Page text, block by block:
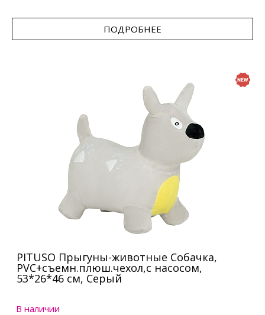
ПОДРОБНЕЕ
PITUSO Прыгуны-животные Собачка,
PVC+съемн.плюш.чехол,с насосом,
53*26*46 см, Серый
В наличии